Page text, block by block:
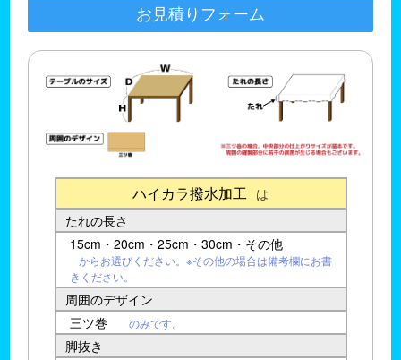
お見積りフォーム
ハイカラ撥水加工 は
たれの長さ
15cm・20cm・25cm・30cm・その他
からお選びください。※その他の場合は備考欄にお書
きください。
周囲のデザイン
三ツ巻
のみです。
脚抜き